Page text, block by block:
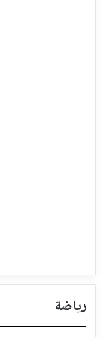
رياضة